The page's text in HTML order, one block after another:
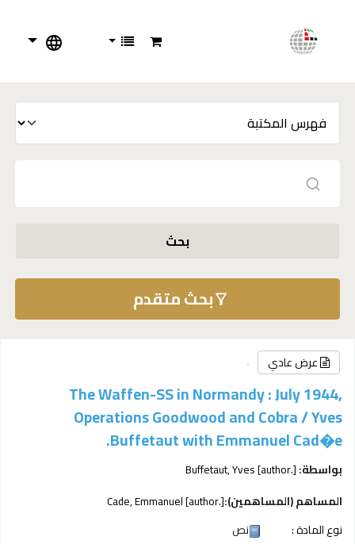
بحث
بحث متقدم
عرض عادي
The Waffen-SS in Normandy : July 1944,
Operations Goodwood and Cobra /Yves
Buffetaut with Emmanuel Cad�e.
بواسطة: Buffetaut, Yves[author.]
المساهم (المساهمين):
Cade, Emmanuel[author.]
نوع المادة :
نص